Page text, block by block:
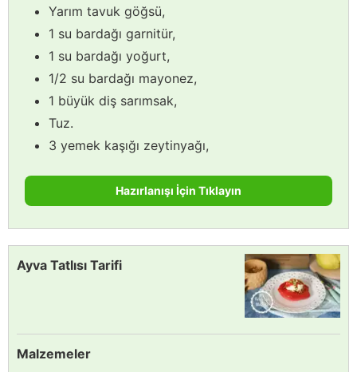
Yarım tavuk göğsü,
1 su bardağı garnitür,
1 su bardağı yoğurt,
1/2 su bardağı mayonez,
1 büyük diş sarımsak,
Tuz.
3 yemek kaşığı zeytinyağı,
Hazırlanışı İçin Tıklayın
Ayva Tatlısı Tarifi
Malzemeler